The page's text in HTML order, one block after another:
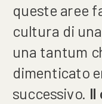
queste aree
cultura di
una tantum
dimenticato
successivo. Il